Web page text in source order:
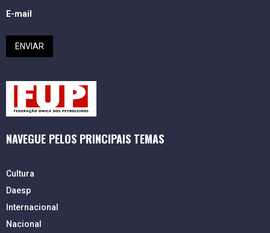
E-mail
NAVEGUE PELOS PRINCIPAIS TEMAS
Cultura
Daesp
Internacional
Nacional